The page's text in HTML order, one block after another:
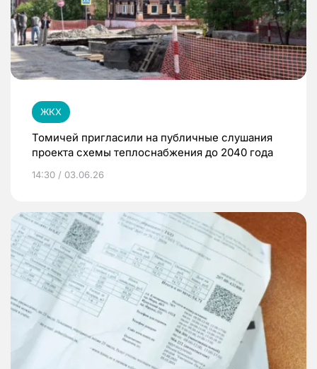
ЖКХ
Томичей пригласили на публичные слушания
проекта схемы теплоснабжения до 2040 года
14:30 / 03.06.26